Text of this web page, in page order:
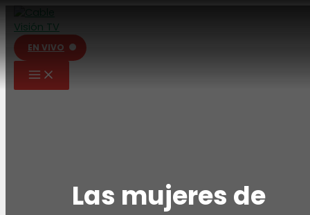
contenido
EN VIVO
Las mujeres de